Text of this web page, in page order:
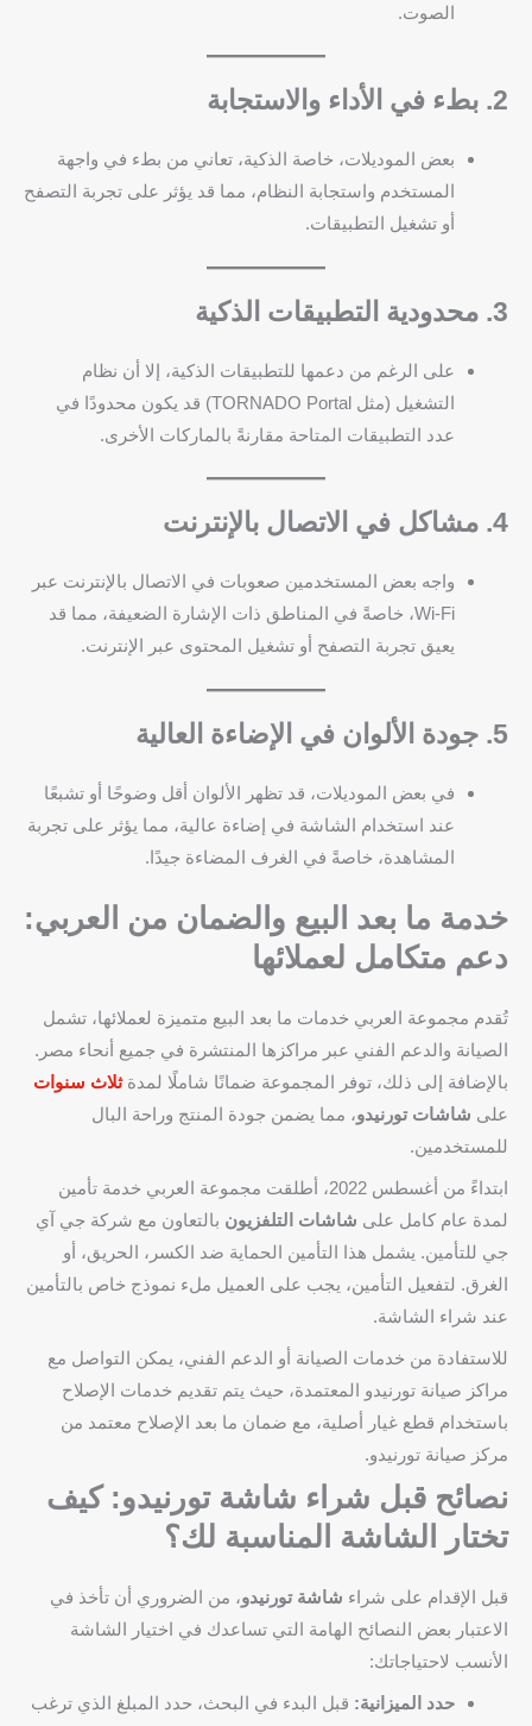
الصوت.
2. بطء في الأداء والاستجابة
بعض الموديلات، خاصة الذكية، تعاني من بطء في واجهة
المستخدم واستجابة النظام، مما قد يؤثر على تجربة التصفح
أو تشغيل التطبيقات.
3. محدودية التطبيقات الذكية
على الرغم من دعمها للتطبيقات الذكية، إلا أن نظام
التشغيل (مثل TORNADO Portal) قد يكون محدودًا في
عدد التطبيقات المتاحة مقارنةً بالماركات الأخرى.
4. مشاكل في الاتصال بالإنترنت
واجه بعض المستخدمين صعوبات في الاتصال بالإنترنت عبر
Wi-Fi، خاصةً في المناطق ذات الإشارة الضعيفة، مما قد
يعيق تجربة التصفح أو تشغيل المحتوى عبر الإنترنت.
5. جودة الألوان في الإضاءة العالية
في بعض الموديلات، قد تظهر الألوان أقل وضوحًا أو تشبعًا
عند استخدام الشاشة في إضاءة عالية، مما يؤثر على تجربة
المشاهدة، خاصةً في الغرف المضاءة جيدًا.
خدمة ما بعد البيع والضمان من العربي:
دعم متكامل لعملائها
تُقدم مجموعة العربي خدمات ما بعد البيع متميزة لعملائها، تشمل
الصيانة والدعم الفني عبر مراكزها المنتشرة في جميع أنحاء مصر.
بالإضافة إلى ذلك، توفر المجموعة ضمانًا شاملًا لمدة ثلاث سنوات
على شاشات تورنيدو، مما يضمن جودة المنتج وراحة البال
للمستخدمين.
ابتداءً من أغسطس 2022، أطلقت مجموعة العربي خدمة تأمين
لمدة عام كامل على شاشات التلفزيون بالتعاون مع شركة جي آي
جي للتأمين. يشمل هذا التأمين الحماية ضد الكسر، الحريق، أو
الغرق. لتفعيل التأمين، يجب على العميل ملء نموذج خاص بالتأمين
عند شراء الشاشة.
للاستفادة من خدمات الصيانة أو الدعم الفني، يمكن التواصل مع
مراكز صيانة تورنيدو المعتمدة، حيث يتم تقديم خدمات الإصلاح
باستخدام قطع غيار أصلية، مع ضمان ما بعد الإصلاح معتمد من
مركز صيانة تورنيدو.
نصائح قبل شراء شاشة تورنيدو: كيف
تختار الشاشة المناسبة لك؟
قبل الإقدام على شراء شاشة تورنيدو، من الضروري أن تأخذ في
الاعتبار بعض النصائح الهامة التي تساعدك في اختيار الشاشة
الأنسب لاحتياجاتك:
حدد الميزانية: قبل البدء في البحث، حدد المبلغ الذي ترغب